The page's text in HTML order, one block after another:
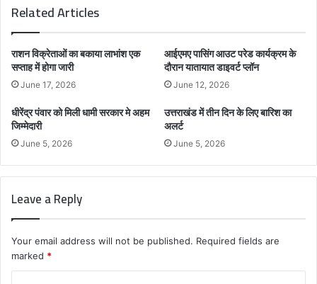
Related Articles
राशन विक्रेताओं का बकाया लाभांश एक
सप्ताह में होगा जारी
June 17, 2026
आईएमए पासिंग आउट परेड कार्यक्रम के
दौरान यातायात डाइवर्ट प्लॉन
June 12, 2026
धीरेंद्र पंवार को मिली धामी सरकार मे अहम
जिम्मेदारी
June 5, 2026
उत्तराखंड में तीन दिन के लिए बारिश का
अलर्ट
June 5, 2026
Leave a Reply
Your email address will not be published. Required fields are
marked *